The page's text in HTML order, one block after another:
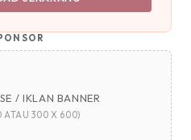
/ IKLAN BANNER
ATAU 300 X 600)